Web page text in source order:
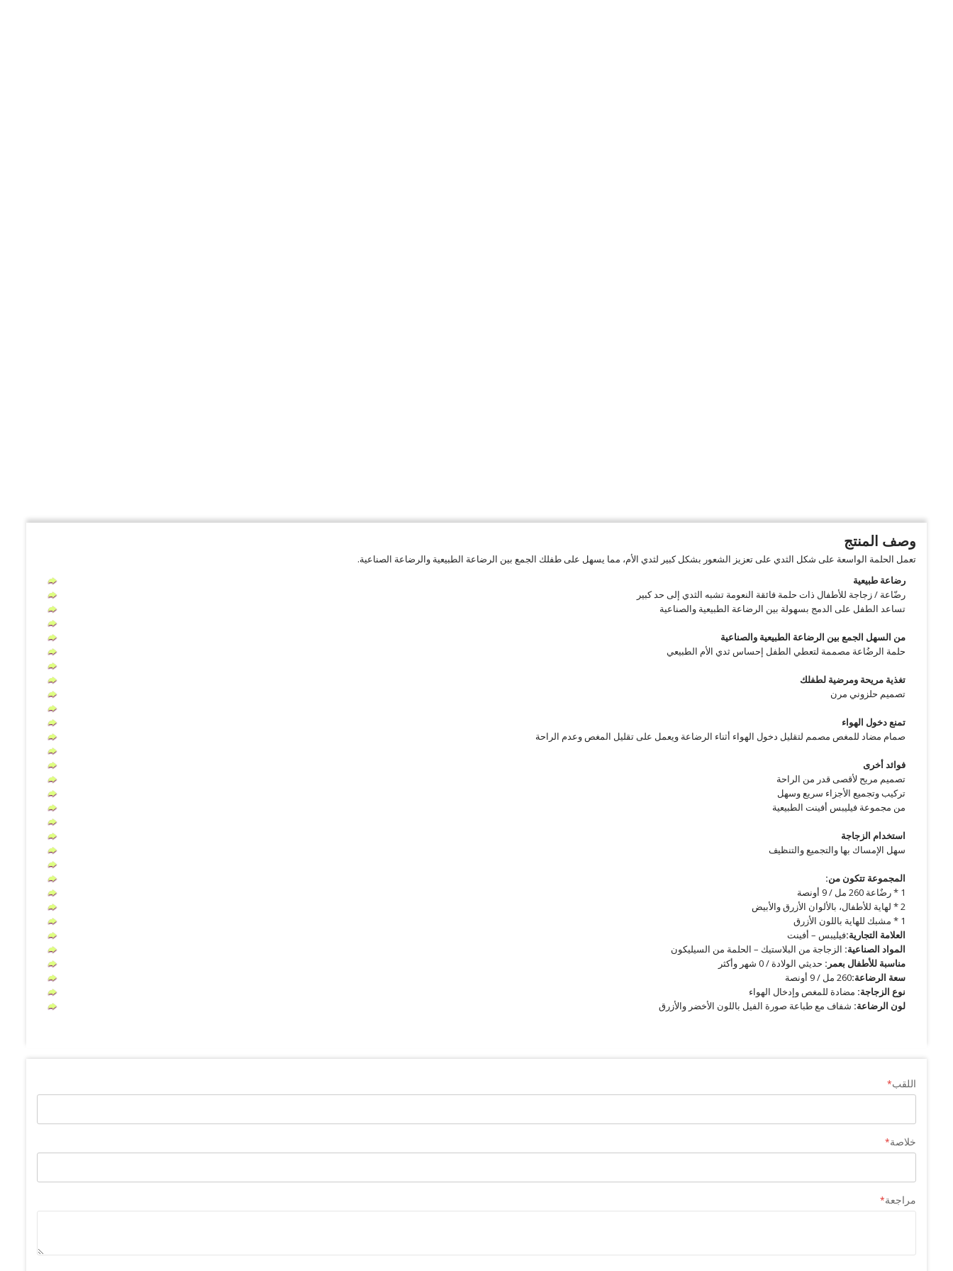
وصف المنتج
تعمل الحلمة الواسعة على شكل الثدي على تعزيز الشعور بشكل كبير لثدي الأم، مما يسهل على طفلك الجمع بين الرضاعة الطبيعية والرضاعة الصناعية.
رضاعة طبيعية
رضّاعة / زجاجة للأطفال ذات حلمة فائقة النعومة تشبه الثدي إلى حد كبير
تساعد الطفل على الدمج بسهولة بين الرضاعة الطبيعية والصناعية
من السهل الجمع بين الرضاعة الطبيعية والصناعية
حلمة الرضُاعة مصممة لتعطي الطفل إحساس ثدي الأم الطبيعي
تغذية مريحة ومرضية لطفلك
تصميم حلزوني مرن
تمنعدخول الهواء
صمام مضاد للمغص مصمم لتقليل دخول الهواء أثناء الرضاعة ويعمل على تقليل المغص وعدم الراحة
فوائد أخرى
تصميم مريح لأقصى قدر من الراحة
تركيب وتجميع الأجزاء سريع وسهل
من مجموعة فيليبس أفينت الطبيعية
استخدام الزجاجة
سهل الإمساك بها والتجميع والتنظيف
المجموعة تتكون من:
1 * رضٌاعة 260 مل / 9 أونصة
2 * لهاية للأطفال، بالألوان الأزرق والأبيض
1 * مشبك للهاية باللون الأزرق
العلامة التجارية:فيليبس – أفينت
المواد الصناعية: الزجاجة من البلاستيك – الحلمة من السيليكون
مناسبة للأطفال بعمر: حديثي الولادة / 0 شهر وأكثر
سعة الرضاعة:260 مل / 9 أونصة
نوع الزجاجة: مضادة للمغص وإدخال الهواء
لون الرضاعة: شفاف مع طباعة صورة الفيل باللون الأخضر والأزرق
اللقب
خلاصة
مراجعة